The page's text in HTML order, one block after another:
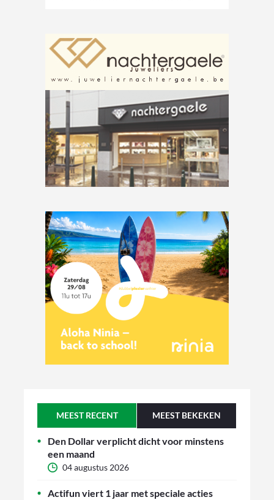
MEEST RECENT MEEST BEKEKEN
Den Dollar verplicht dicht voor minstens
een maand
04 augustus 2026
Actifun viert 1 jaar met speciale acties